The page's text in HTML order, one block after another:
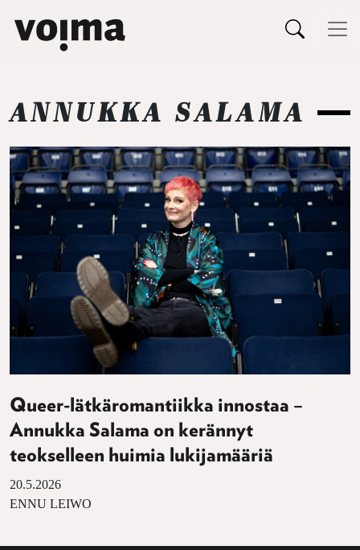
Päävalikko
ANNUKKA SALAMA
Queer-lätkäromantiikka innostaa –
Annukka Salama on kerännyt
teokselleen huimia lukijamääriä
20.5.2026
ENNU LEIWO